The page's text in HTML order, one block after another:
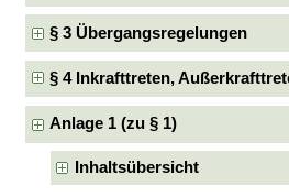
§ 3 Übergangsregelungen
§ 4 Inkrafttreten,
Anlage 1 (zu § 1)
Inhaltsübersicht